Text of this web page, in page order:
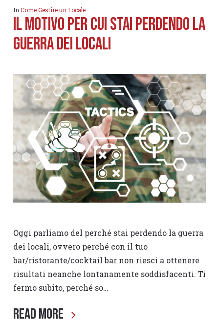
InCome Gestire un Locale
Il motivo per cui stai perdendo la
guerra dei locali
Oggi parliamo del perché stai perdendo la guerra
dei locali, ovvero perché con il tuo
bar/ristorante/cocktail bar non riesci a ottenere
risultati neanche lontanamente soddisfacenti. Ti
fermo subito, perché so…
Read More